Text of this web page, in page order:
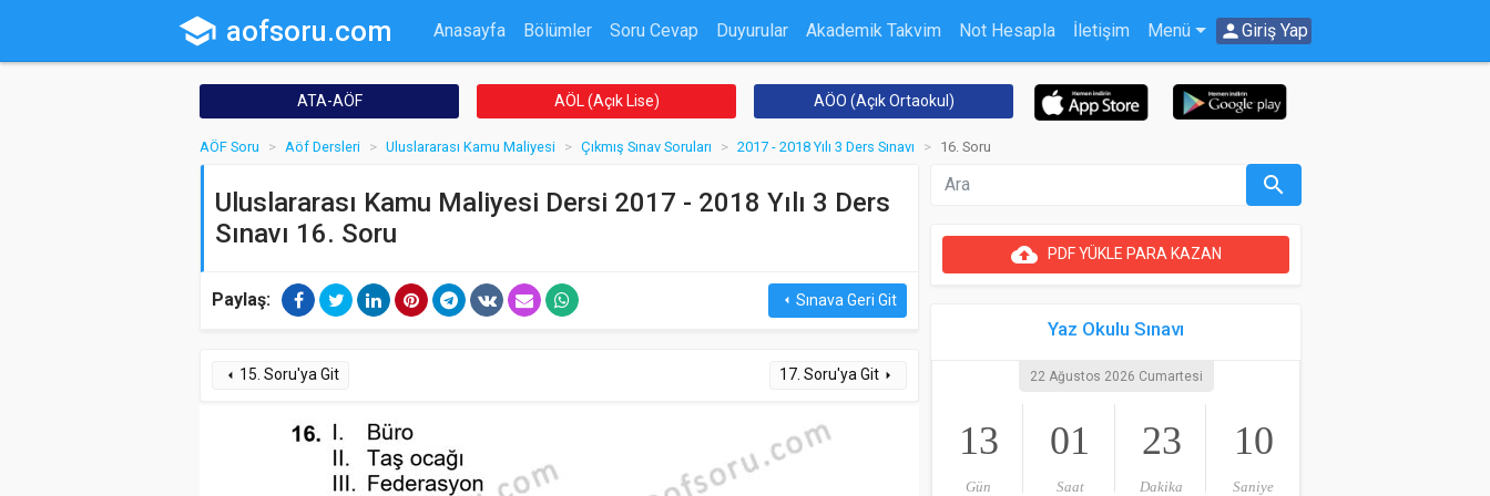
school aofsoru.com Anasayfa Bölümler Soru Cevap Duyurular Akademik Takvim Not Hesapla İletişim Menü personGiriş Yap
ATA-AÖF AÖL (Açık Lise) AÖO (Açık Ortaokul)
AÖF Soru Aöf Dersleri Uluslararası Kamu Maliyesi Çıkmış Sınav Soruları 2017 - 2018 Yılı 3 Ders Sınavı 16. Soru
Uluslararası Kamu Maliyesi Dersi 2017 - 2018 Yılı 3 Ders
Sınavı 16. Soru
Paylaş: arrow_leftSınava Geri Git
arrow_left 15. Soru'ya Git 17. Soru'ya Git arrow_right
search
cloud_uploadPDF YÜKLE PARA KAZAN
Yaz Okulu Sınavı
22 Ağustos 2026 Cumartesi
13
Gün
01
Saat
23
Dakika
10
Saniye